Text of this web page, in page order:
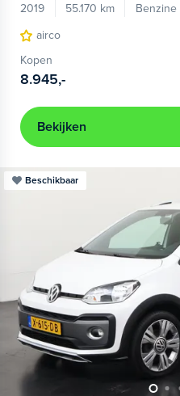
2019
55.170 km Benzine
airco
Kopen
8.945,-
Bekijken
Beschikbaar